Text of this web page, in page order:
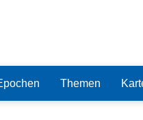
Themen